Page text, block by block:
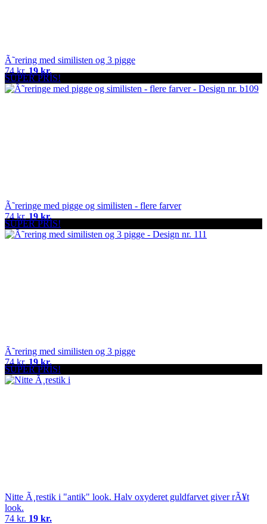
Ã˜rering med similisten og 3 pigge
74 kr. 19 kr.
SUPER PRIS!
Ã˜reringe med pigge og similisten - flere farver
74 kr. 19 kr.
SUPER PRIS!
Ã˜rering med similisten og 3 pigge
74 kr. 19 kr.
SUPER PRIS!
Nitte Ã¸restik i "antik" look. Halv oxyderet guldfarvet giver rÃ¥t
look.
74 kr. 19 kr.